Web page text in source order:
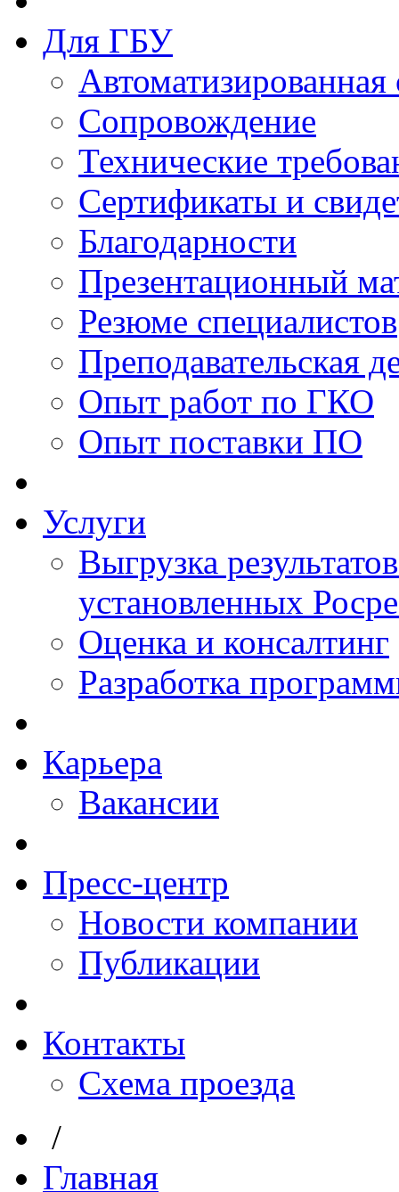
Для ГБУ
Сопровождение
Технические
Сертификаты и
Благодарности
Презентационный
Резюме специалистов
Преподавательская
Опыт работ по ГКО
Опыт поставки ПО
Услуги
Выгрузка
установленных
Оценка и консалтинг
Разработка
Карьера
Вакансии
Пресс-центр
Новости компании
Публикации
Контакты
Схема проезда
/
Главная